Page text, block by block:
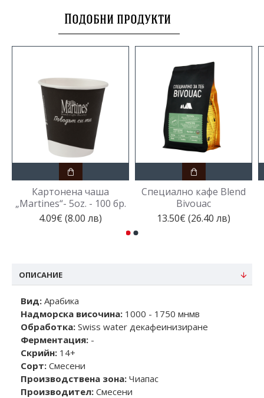
Подобни продукти
Картонена чаша
„Martines“- 5oz. - 100 бр.
4.09€ (8.00 лв)
Специално кафе Blend
Bivouac
13.50€ (26.40 лв)
ОПИСАНИЕ
Вид: Арабика
Надморска височина: 1000 - 1750 мнмв
Обработка: Swiss water декафеинизиране
Ферментация: -
Скрийн: 14+
Сорт: Смесени
Производствена зона: Чиапас
Производител: Смесени